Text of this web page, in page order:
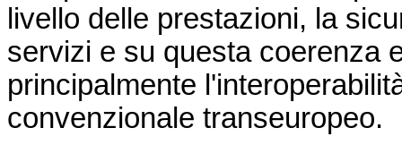
livello delle prestazioni, la
servizi e su questa coerenza
principalmente
convenzionale transeuropeo.